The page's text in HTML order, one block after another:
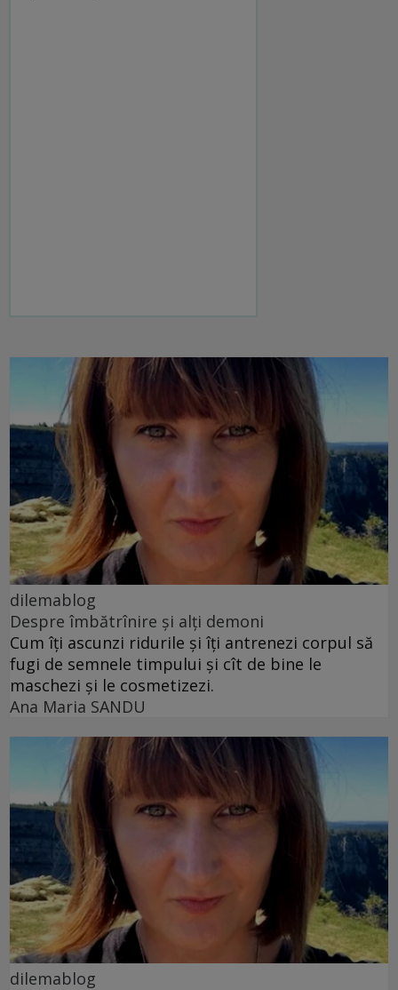
dilemablog
Despre îmbătrînire și alți demoni
Cum îți ascunzi ridurile și îți antrenezi corpul să
fugi de semnele timpului și cît de bine le
maschezi și le cosmetizezi.
Ana Maria SANDU
dilemablog